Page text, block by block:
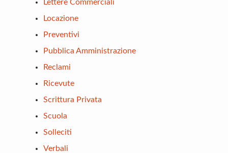
Lettere Commerciali
Locazione
Preventivi
Pubblica Amministrazione
Reclami
Ricevute
Scrittura Privata
Scuola
Solleciti
Verbali